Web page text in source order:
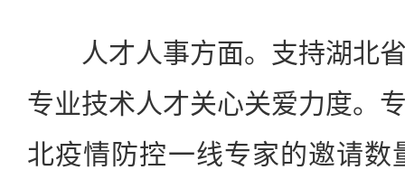
人才人事方面。支持湖北省
专业技术人才关心关爱力度。
北疫情防控一线专家的邀请数